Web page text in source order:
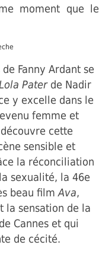
moment que le
Fanny Ardant se
Paterde Nadir
y excelle dans le
femme et
cette
sensible et
la réconciliation
sexualité, la 46e
beau film Ava,
la sensation de la
Cannes et qui
de cécité.